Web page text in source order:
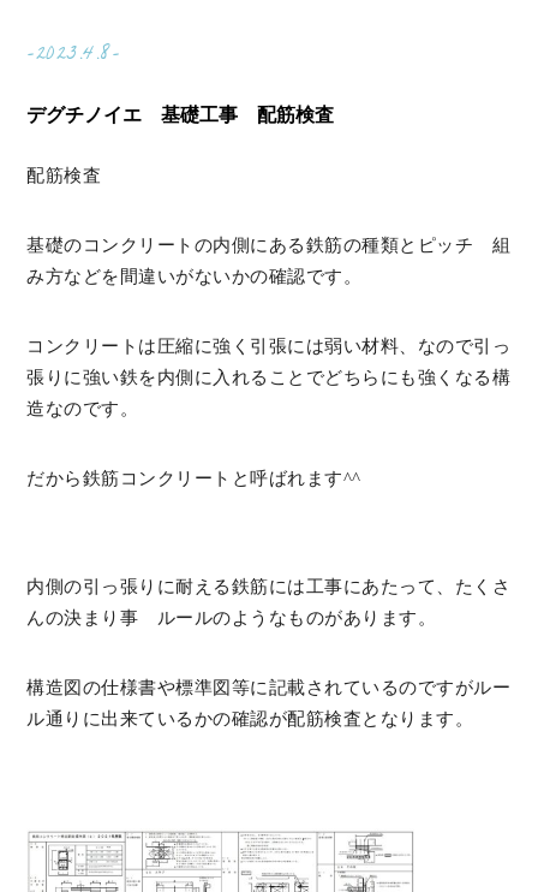
-2023.4.8-
デグチノイエ 基礎工事 配筋検査
配筋検査
基礎のコンクリートの内側にある鉄筋の種類とピッチ 組
み方などを間違いがないかの確認です。
コンクリートは圧縮に強く引張には弱い材料、なので引っ
張りに強い鉄を内側に入れることでどちらにも強くなる構
造なのです。
だから鉄筋コンクリートと呼ばれます^^
内側の引っ張りに耐える鉄筋には工事にあたって、たくさ
んの決まり事 ルールのようなものがあります。
構造図の仕様書や標準図等に記載されているのですがルー
ル通りに出来ているかの確認が配筋検査となります。